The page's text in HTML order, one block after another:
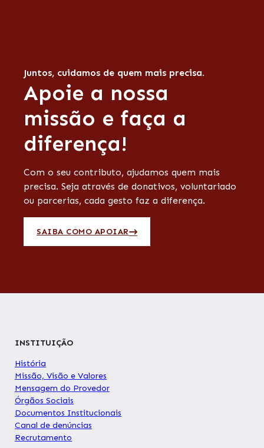
Apoie a nossa
missão e faça a
diferença!
Com o seu contributo, ajudamos quem mais
precisa. Seja através de donativos, voluntariado
ou parcerias, cada gesto faz a diferença.
SAIBA COMO APOIAR
Juntos, cuidamos de quem mais precisa.
INSTITUIÇÃO
História
Missão, Visão e Valores
Mensagem do Provedor
Órgãos Sociais
Documentos Institucionais
Canal de denúncias
Recrutamento